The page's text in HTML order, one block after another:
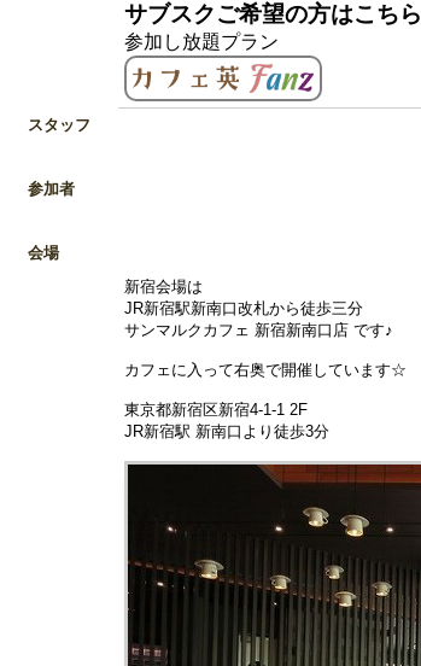
サブスクご希望の方はこちら
参加し放題プラン
スタッフ
参加者
会場
新宿会場は
JR新宿駅新南口改札から徒歩三分
サンマルクカフェ 新宿新南口店 です♪
カフェに入って右奥で開催しています☆
東京都新宿区新宿4-1-1 2F
JR新宿駅 新南口より徒歩3分